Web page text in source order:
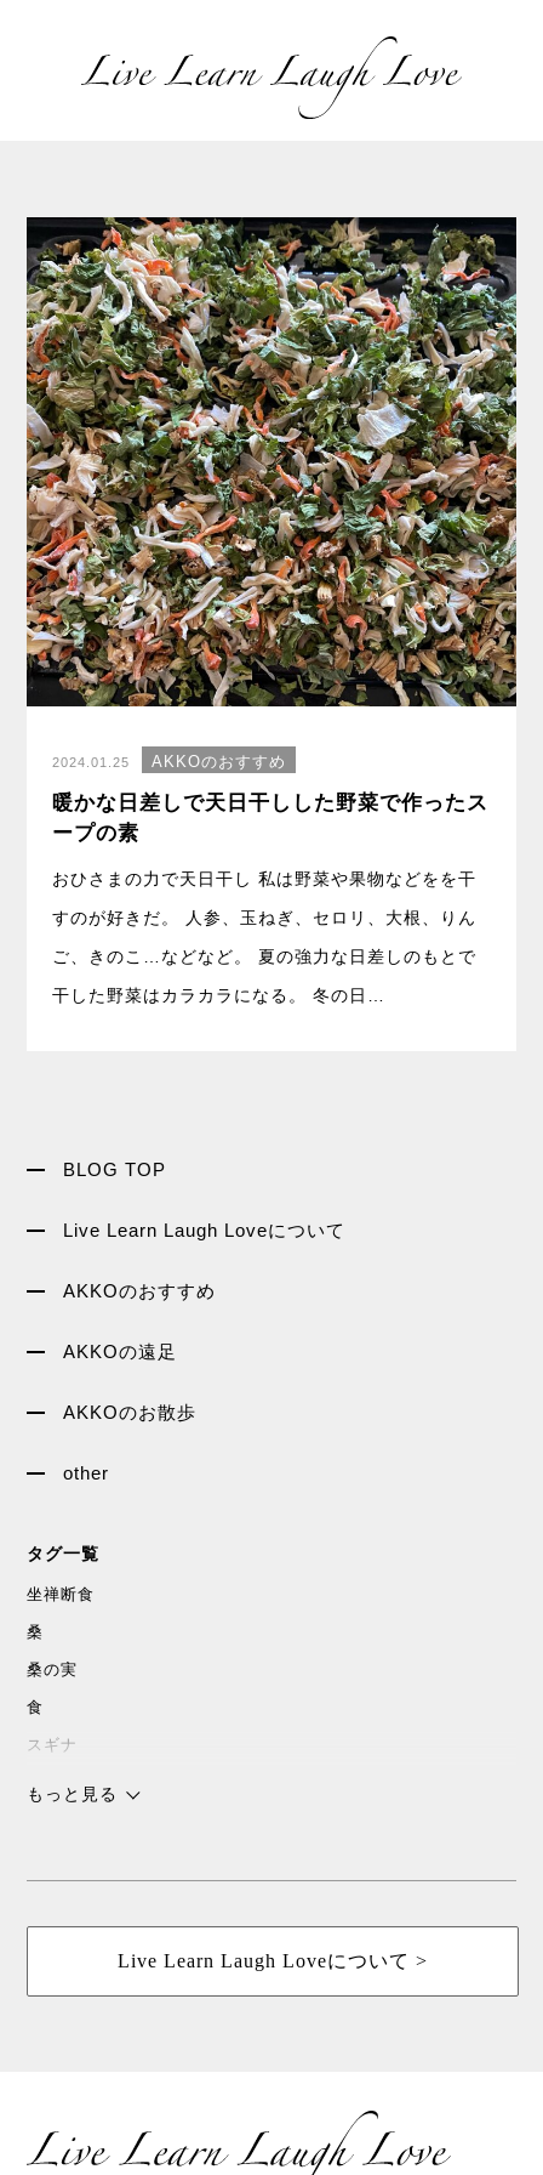
2024.01.25 AKKOのおすすめ
暖かな日差しで天日干しした野菜で作ったス
ープの素
おひさまの力で天日干し 私は野菜や果物などをを干
すのが好きだ。 人参、玉ねぎ、セロリ、大根、りん
ご、きのこ…などなど。 夏の強力な日差しのもとで
干した野菜はカラカラになる。 冬の日…
BLOG TOP
Live Learn Laugh Loveについて
AKKOのおすすめ
AKKOの遠足
AKKOのお散歩
other
タグ一覧
坐禅断食
桑
桑の実
食
スギナ
沖縄
浜比嘉島
桑茶
もっと見る
Live Learn Laugh Loveについて >